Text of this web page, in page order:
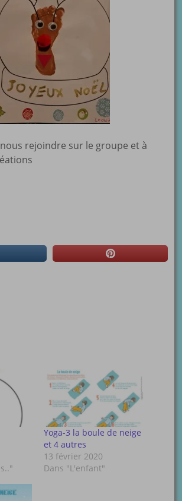
nous rejoindre sur le groupe et à
Yoga-3 la boule de neige
et 4 autres
13 février 2020
Dans "L'enfant"